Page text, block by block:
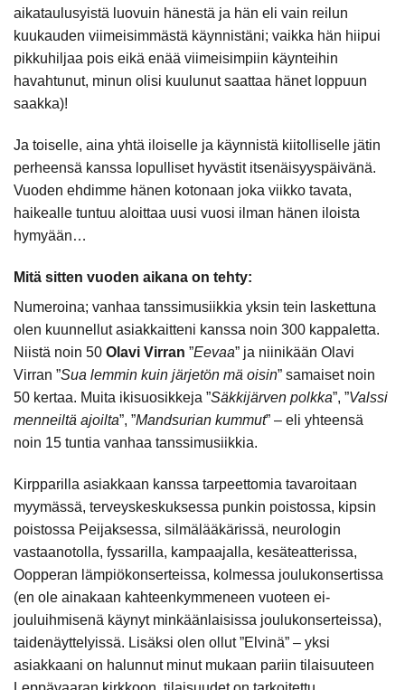
aikataulusyistä luovuin hänestä ja hän eli vain reilun
kuukauden viimeisimmästä käynnistäni; vaikka hän hiipui
pikkuhiljaa pois eikä enää viimeisimpiin käynteihin
havahtunut, minun olisi kuulunut saattaa hänet loppuun
saakka)!
Ja toiselle, aina yhtä iloiselle ja käynnistä kiitolliselle jätin
perheensä kanssa lopulliset hyvästit itsenäisyyspäivänä.
Vuoden ehdimme hänen kotonaan joka viikko tavata,
haikealle tuntuu aloittaa uusi vuosi ilman hänen iloista
hymyään…
Mitä sitten vuoden aikana on tehty:
Numeroina; vanhaa tanssimusiikkia yksin tein laskettuna
olen kuunnellut asiakkaitteni kanssa noin 300 kappaletta.
Niistä noin 50 Olavi Virran ”Eevaa” ja niinikään Olavi
Virran ”Sua lemmin kuin järjetön mä oisin” samaiset noin
50 kertaa. Muita ikisuosikkeja ”Säkkijärven polkka”, ”Valssi
menneiltä ajoilta”, ”Mandsurian kummut” – eli yhteensä
noin 15 tuntia vanhaa tanssimusiikkia.
Kirpparilla asiakkaan kanssa tarpeettomia tavaroitaan
myymässä, terveyskeskuksessa punkin poistossa, kipsin
poistossa Peijaksessa, silmälääkärissä, neurologin
vastaanotolla, fyssarilla, kampaajalla, kesäteatterissa,
Oopperan lämpiökonserteissa, kolmessa joulukonsertissa
(en ole ainakaan kahteenkymmeneen vuoteen ei-
jouluihmisenä käynyt minkäänlaisissa joulukonserteissa),
taidenäyttelyissä. Lisäksi olen ollut ”Elvinä” – yksi
asiakkaani on halunnut minut mukaan pariin tilaisuuteen